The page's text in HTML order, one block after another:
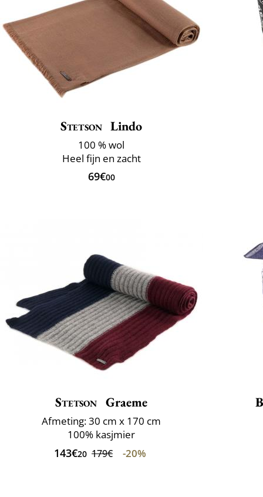
Stetson Lindo
100 % wol
Heel fijn en zacht
69€00
Stetson Graeme
Afmeting: 30 cm x 170 cm
100% kasjmier
143€20 179€ -20%